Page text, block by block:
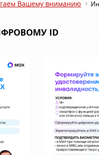
Вашему вниманию
ID